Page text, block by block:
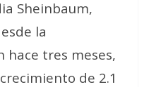
Sheinbaum,
la
hace tres meses,
de 2.1